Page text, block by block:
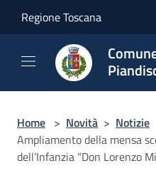
Regione Toscana
Home > Novità > Notizie
Ampliamento della mensa
dell’Infanzia “Don Lorenzo